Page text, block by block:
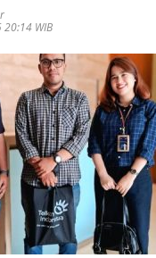
WIB